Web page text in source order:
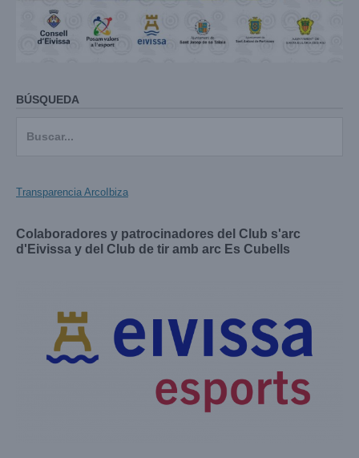
BÚSQUEDA
Transparencia ArcoIbiza
Colaboradores y patrocinadores del Club s'arc
d'Eivissa y del Club de tir amb arc Es Cubells